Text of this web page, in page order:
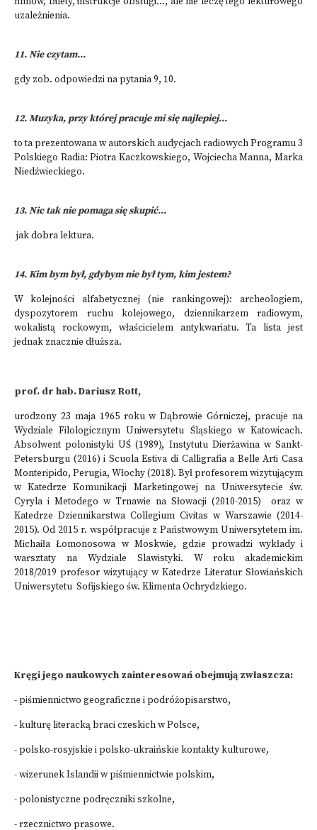
uzależnienia.
11. Nie czytam...
gdy zob. odpowiedzi na pytania 9, 10.
12. Muzyka, przy której pracuje mi się najlepiej...
to ta prezentowana w autorskich audycjach radiowych Programu 3
Polskiego Radia: Piotra Kaczkowskiego, Wojciecha Manna, Marka
Niedźwieckiego.
13. Nic tak nie pomaga się skupić...
jak dobra lektura.
14. Kim bym był, gdybym nie był tym, kim jestem?
W kolejności alfabetycznej (nie rankingowej): archeologiem,
dyspozytorem ruchu kolejowego, dziennikarzem radiowym,
wokalistą rockowym, właścicielem antykwariatu. Ta lista jest
jednak znacznie dłuższa.
prof. dr hab. Dariusz Rott,
urodzony 23 maja 1965 roku w Dąbrowie Górniczej, pracuje na
Wydziale Filologicznym Uniwersytetu Śląskiego w Katowicach.
Absolwent polonistyki UŚ (1989), Instytutu Dierżawina w Sankt-
Petersburgu (2016) i Scuola Estiva di Calligrafia a Belle Arti Casa
Monteripido, Perugia, Włochy (2018). Był profesorem wizytującym
w Katedrze Komunikacji Marketingowej na Uniwersytecie św.
Cyryla i Metodego w Trnawie na Słowacji (2010-2015) oraz w
Katedrze Dziennikarstwa Collegium Civitas w Warszawie (2014-
2015). Od 2015 r. współpracuje z Państwowym Uniwersytetem im.
Michaiła Łomonosowa w Moskwie, gdzie prowadzi wykłady i
warsztaty na Wydziale Slawistyki. W roku akademickim
2018/2019 profesor wizytujący w Katedrze Literatur Słowiańskich
Uniwersytetu Sofijskiego św. Klimenta Ochrydzkiego.
Kręgi jego naukowych zainteresowań obejmują zwłaszcza:
- piśmiennictwo geograficzne i podróżopisarstwo,
- kulturę literacką braci czeskich w Polsce,
- polsko-rosyjskie i polsko-ukraińskie kontakty kulturowe,
- wizerunek Islandii w piśmiennictwie polskim,
- polonistyczne podręczniki szkolne,
- rzecznictwo prasowe.